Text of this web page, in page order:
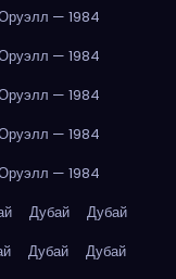
— 1984
— 1984
— 1984
— 1984
— 1984
Дубай
Дубай
Дубай
Дубай